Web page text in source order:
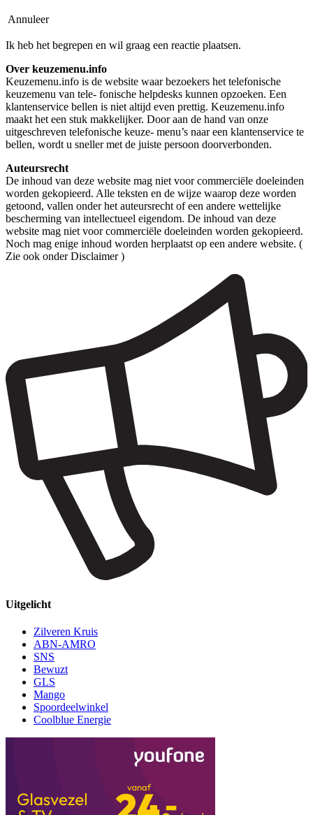
Annuleer
Ik heb het begrepen en wil graag een reactie plaatsen.
Over keuzemenu.info
Keuzemenu.info is de website waar bezoekers het telefonische
keuzemenu van tele- fonische helpdesks kunnen opzoeken. Een
klantenservice bellen is niet altijd even prettig. Keuzemenu.info
maakt het een stuk makkelijker. Door aan de hand van onze
uitgeschreven telefonische keuze- menu’s naar een klantenservice te
bellen, wordt u sneller met de juiste persoon doorverbonden.
Auteursrecht
De inhoud van deze website mag niet voor commerciële doeleinden
worden gekopieerd. Alle teksten en de wijze waarop deze worden
getoond, vallen onder het auteursrecht of een andere wettelijke
bescherming van intellectueel eigendom. De inhoud van deze
website mag niet voor commerciële doeleinden worden gekopieerd.
Noch mag enige inhoud worden herplaatst op een andere website. (
Zie ook onder Disclaimer )
Uitgelicht
Zilveren Kruis
ABN-AMRO
SNS
Bewuzt
GLS
Mango
Spoordeelwinkel
Coolblue Energie